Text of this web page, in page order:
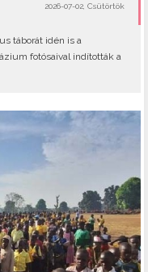
2026-07-02, Csütörtök
táborát idén is a
fotósaival indították a